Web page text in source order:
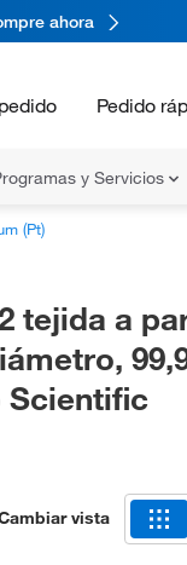
ahora
Pedido
y Servicios
(Pt)
tejida a
Scientific
vista